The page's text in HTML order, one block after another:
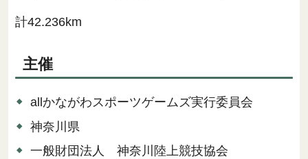
計42.236km
主催
allかながわスポーツゲームズ実行委員会
神奈川県
一般財団法人 神奈川陸上競技協会